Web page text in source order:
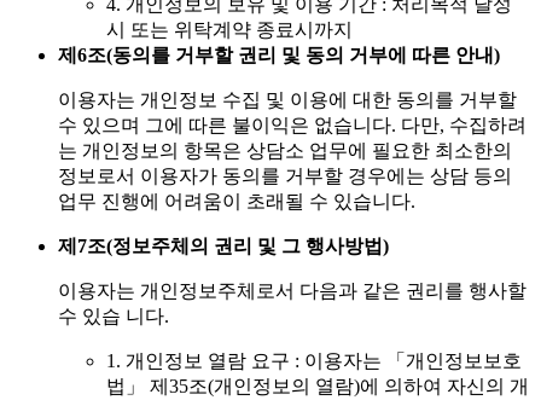
4. 개인정보의 보유 및 이용 기간 : 처리목적 달성
시 또는 위탁계약 종료시까지
제6조(동의를 거부할 권리 및 동의 거부에 따른 안내)
이용자는 개인정보 수집 및 이용에 대한 동의를 거부할
수 있으며 그에 따른 불이익은 없습니다. 다만, 수집하려
는 개인정보의 항목은 상담소 업무에 필요한 최소한의
정보로서 이용자가 동의를 거부할 경우에는 상담 등의
업무 진행에 어려움이 초래될 수 있습니다.
제7조(정보주체의 권리 및 그 행사방법)
이용자는 개인정보주체로서 다음과 같은 권리를 행사할
수 있습 니다.
1. 개인정보 열람 요구 : 이용자는 「개인정보보호
법」 제35조(개인정보의 열람)에 의하여 자신의 개